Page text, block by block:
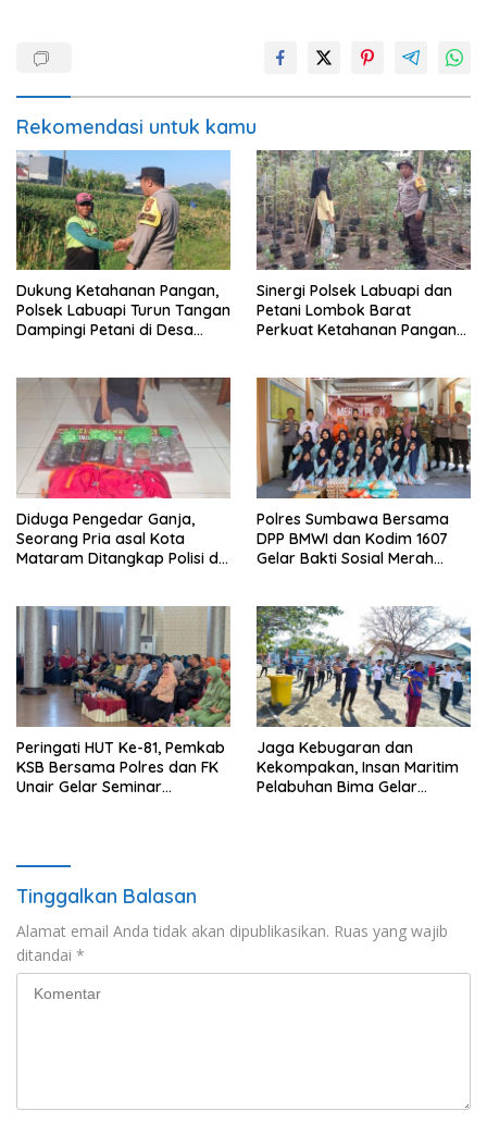
Rekomendasi untuk kamu
Dukung Ketahanan Pangan,
Polsek Labuapi Turun Tangan
Dampingi Petani di Desa
Sinergi Polsek Labuapi dan
Petani Lombok Barat
Perkuat Ketahanan Pangan
Diduga Pengedar Ganja,
Seorang Pria asal Kota
Mataram Ditangkap Polisi di
Polres Sumbawa Bersama
DPP BMWI dan Kodim 1607
Gelar Bakti Sosial Merah
Peringati HUT Ke-81, Pemkab
KSB Bersama Polres dan FK
Unair Gelar Seminar
Jaga Kebugaran dan
Kekompakan, Insan Maritim
Pelabuhan Bima Gelar
Tinggalkan Balasan
Alamat email Anda tidak akan dipublikasikan. Ruas yang wajib
ditandai *